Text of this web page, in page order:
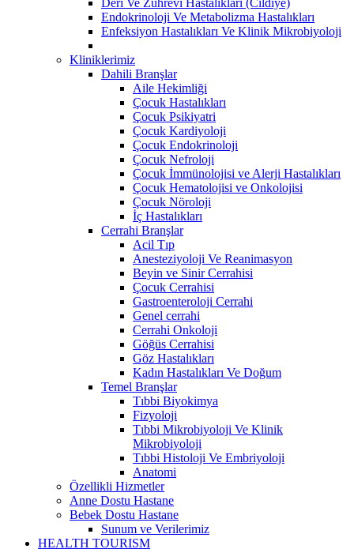
Endokrinoloji Ve Metabolizma Hastalıkları
Enfeksiyon Hastalıkları Ve Klinik Mikrobiyoloji
Kliniklerimiz
Dahili Branşlar
Aile Hekimliği
Çocuk Hastalıkları
Çocuk Psikiyatri
Çocuk Kardiyoloji
Çocuk Endokrinoloji
Çocuk Nefroloji
Çocuk İmmünolojisi ve Alerji Hastalıkları
Çocuk Hematolojisi ve Onkolojisi
Çocuk Nöroloji
İç Hastalıkları
Cerrahi Branşlar
Acil Tıp
Anesteziyoloji Ve Reanimasyon
Beyin ve Sinir Cerrahisi
Çocuk Cerrahisi
Gastroenteroloji Cerrahi
Genel cerrahi
Cerrahi Onkoloji
Göğüs Cerrahisi
Göz Hastalıkları
Kadın Hastalıkları Ve Doğum
Temel Branşlar
Tıbbi Biyokimya
Fizyoloji
Tıbbi Mikrobiyoloji Ve Klinik
Mikrobiyoloji
Tıbbi Histoloji Ve Embriyoloji
Anatomi
Özellikli Hizmetler
Anne Dostu Hastane
Bebek Dostu Hastane
Sunum ve Verilerimiz
HEALTH TOURISM